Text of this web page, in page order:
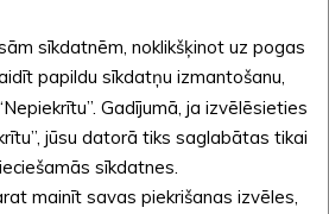
67120000 darba laiks no
ieskaitot:
8.15 – 15.00
sīkdatnēm, noklikšķinot uz pogas
papildu sīkdatņu izmantošanu,
Gadījumā, ja izvēlēsieties
jūsu datorā tiks saglabātas tikai
sīkdatnes.
mainīt savas piekrišanas izvēles,